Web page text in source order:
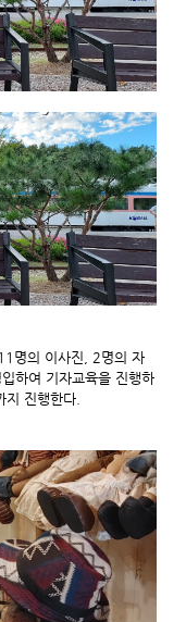
명의 이사진, 2명의 자
하여 기자교육을 진행하
진행한다.